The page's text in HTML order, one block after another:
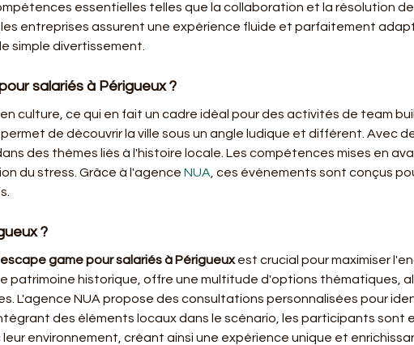
essentielles telles que la collaboration et la résolution de
, les entreprises assurent une expérience fluide et parfaitement
simple divertissement.
salariés à Périgueux ?
culture, ce qui en fait un cadre idéal pour des activités de team
de découvrir la ville sous un angle ludique et différent. Avec
des thèmes liés à l'histoire locale. Les compétences mises en
du stress. Grâce à l'agence NUA , ces événements sont conçus
?
game pour salariés à Périgueux est crucial pour maximiser
patrimoine historique, offre une multitude d'options thématiques,
L'agence NUA propose des consultations personnalisées pour
des éléments locaux dans le scénario, les participants sont
environnement, créant ainsi une expérience unique et